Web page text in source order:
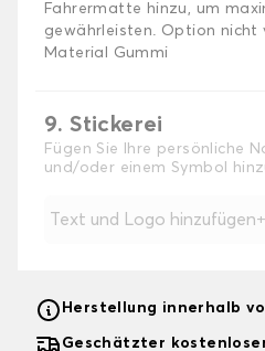
Fahrermatte hinzu, um
gewährleisten. Option
Material Gummi
9. Stickerei
Fügen Sie Ihre persönliche
und/oder einem Symbol
Text und Logo hinzufügen+
Herstellung innerhalb
Geschätzter